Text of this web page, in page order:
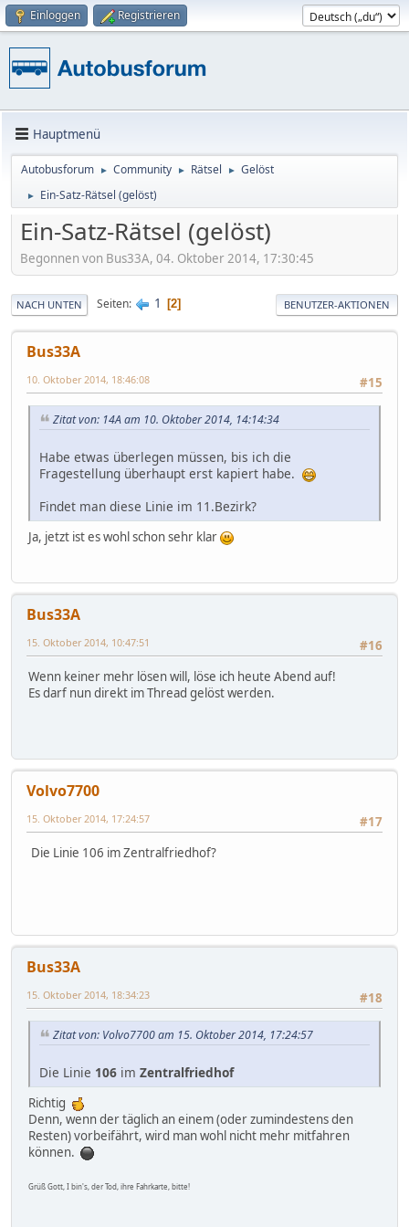
Einloggen Registrieren
Hauptmenü
Autobusforum ► Community ► Rätsel ► Gelöst
► Ein-Satz-Rätsel (gelöst)
Ein-Satz-Rätsel (gelöst)
Begonnen von Bus33A, 04. Oktober 2014, 17:30:45
NACH UNTEN Seiten 1 2 BENUTZER-AKTIONEN
Bus33A
#15
10. Oktober 2014, 18:46:08
Zitat von: 14A am 10. Oktober 2014, 14:14:34
Habe etwas überlegen müssen, bis ich die
Fragestellung überhaupt erst kapiert habe.
Findet man diese Linie im 11.Bezirk?
Ja, jetzt ist es wohl schon sehr klar
Bus33A
#16
15. Oktober 2014, 10:47:51
Wenn keiner mehr lösen will, löse ich heute Abend auf!
Es darf nun direkt im Thread gelöst werden.
Volvo7700
#17
15. Oktober 2014, 17:24:57
Die Linie 106 im Zentralfriedhof?
Bus33A
#18
15. Oktober 2014, 18:34:23
Zitat von: Volvo7700 am 15. Oktober 2014, 17:24:57
Die Linie 106 im Zentralfriedhof
Richtig
Denn, wenn der täglich an einem (oder zumindestens den
Resten) vorbeifährt, wird man wohl nicht mehr mitfahren
können.
Grüß Gott, I bin's, der Tod, ihre Fahrkarte, bitte!